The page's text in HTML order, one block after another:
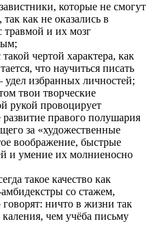
которые не смогут
так как не оказались в
травмой и их мозг
чертой характера, как
что научиться писать
удел избранных личностей;
твои творческие
рукой провоцирует
правого полушария
за «художественные
воображение, быстрые
и умение их молниеносно
такое качество как
со стажем,
говорят: ничто в жизни так
чем учёба письму